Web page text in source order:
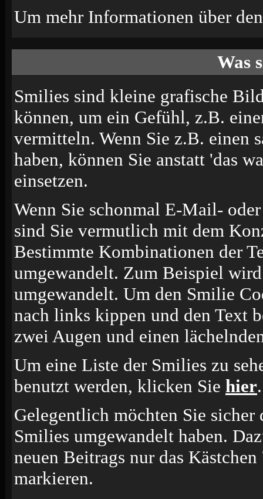
Um mehr Informationen über
Was
Smilies sind kleine grafische
können, um ein Gefühl, z.B.
vermitteln. Wenn Sie z.B. einen
haben, können Sie anstatt 'das
einsetzen.
Wenn Sie schonmal E-Mail-
sind Sie vermutlich mit dem
Bestimmte Kombinationen der
umgewandelt. Zum Beispiel
umgewandelt. Um den Smilie
nach links kippen und den Text
zwei Augen und einen
Um eine Liste der Smilies zu
benutzt werden, klicken Sie hier.
Gelegentlich möchten Sie
Smilies umgewandelt haben.
neuen Beitrags nur das
markieren.